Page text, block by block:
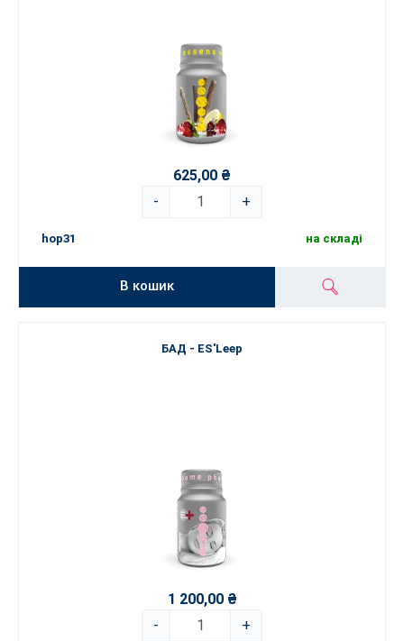
625,00 ₴
-
+
hop31 на складі
В кошик
БАД - ES'Leep
1 200,00 ₴
-
+